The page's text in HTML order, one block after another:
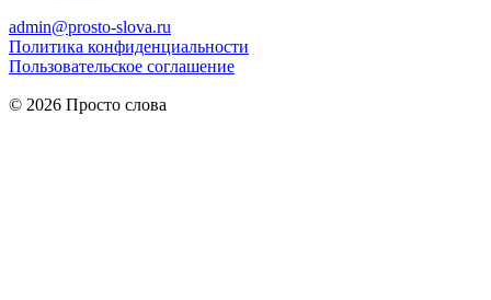
admin@prosto-slova.ru
Политика конфиденциальности
Пользовательское соглашение
© 2026 Просто слова